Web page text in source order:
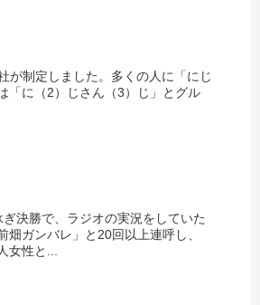
が制定しました。多くの人に「にじ
「に（2）じさん（3）じ」とグル
決勝で、ラジオの実況をしていた
ガンバレ」と20回以上連呼し、
女性と...